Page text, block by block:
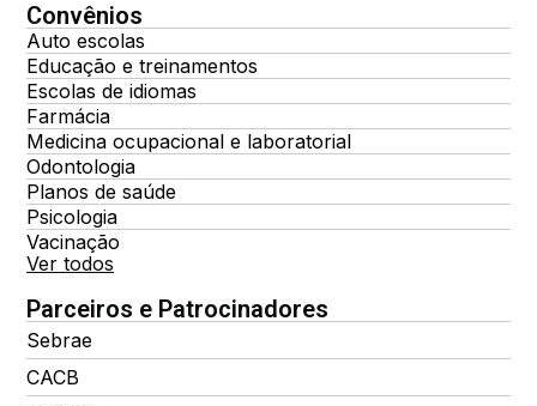
Convênios
Auto escolas
Educação e treinamentos
Escolas de idiomas
Farmácia
Medicina ocupacional e laboratorial
Odontologia
Planos de saúde
Psicologia
Vacinação
Ver todos
Parceiros e Patrocinadores
Sebrae
CACB